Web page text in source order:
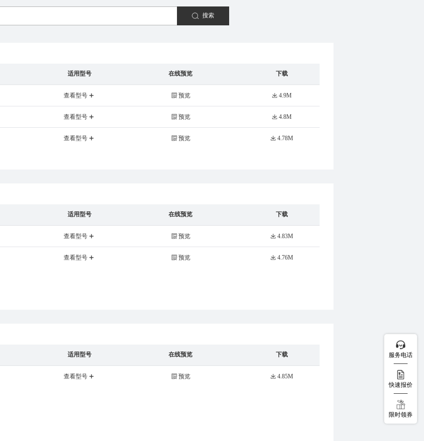
搜索
适用型号 在线预览 下载
查看型号 预览 4.9M
查看型号 预览 4.8M
查看型号 预览 4.78M
适用型号 在线预览 下载
查看型号 预览 4.83M
查看型号 预览 4.76M
适用型号 在线预览 下载
查看型号 预览 4.85M
服务电话
快速报价
限时领券